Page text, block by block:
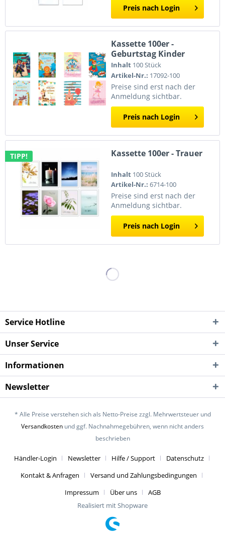
Preis nach Login
Kassette 100er -
Geburtstag Kinder
Inhalt 100 Stück
Artikel-Nr.: 17092-100
Preise sind erst nach der
Anmeldung sichtbar.
Preis nach Login
TIPP! Kassette 100er - Trauer
Inhalt 100 Stück
Artikel-Nr.: 6714-100
Preise sind erst nach der
Anmeldung sichtbar.
Preis nach Login
Service Hotline
Unser Service
Informationen
Newsletter
* Alle Preise verstehen sich als Netto-Preise zzgl. Mehrwertsteuer und
Versandkosten und ggf. Nachnahmegebühren, wenn nicht anders
beschrieben
Händler-Login Newsletter Hilfe / Support
Datenschutz
Kontakt & Anfragen
Versand und Zahlungsbedingungen
Impressum
Über uns
AGB
Realisiert mit Shopware